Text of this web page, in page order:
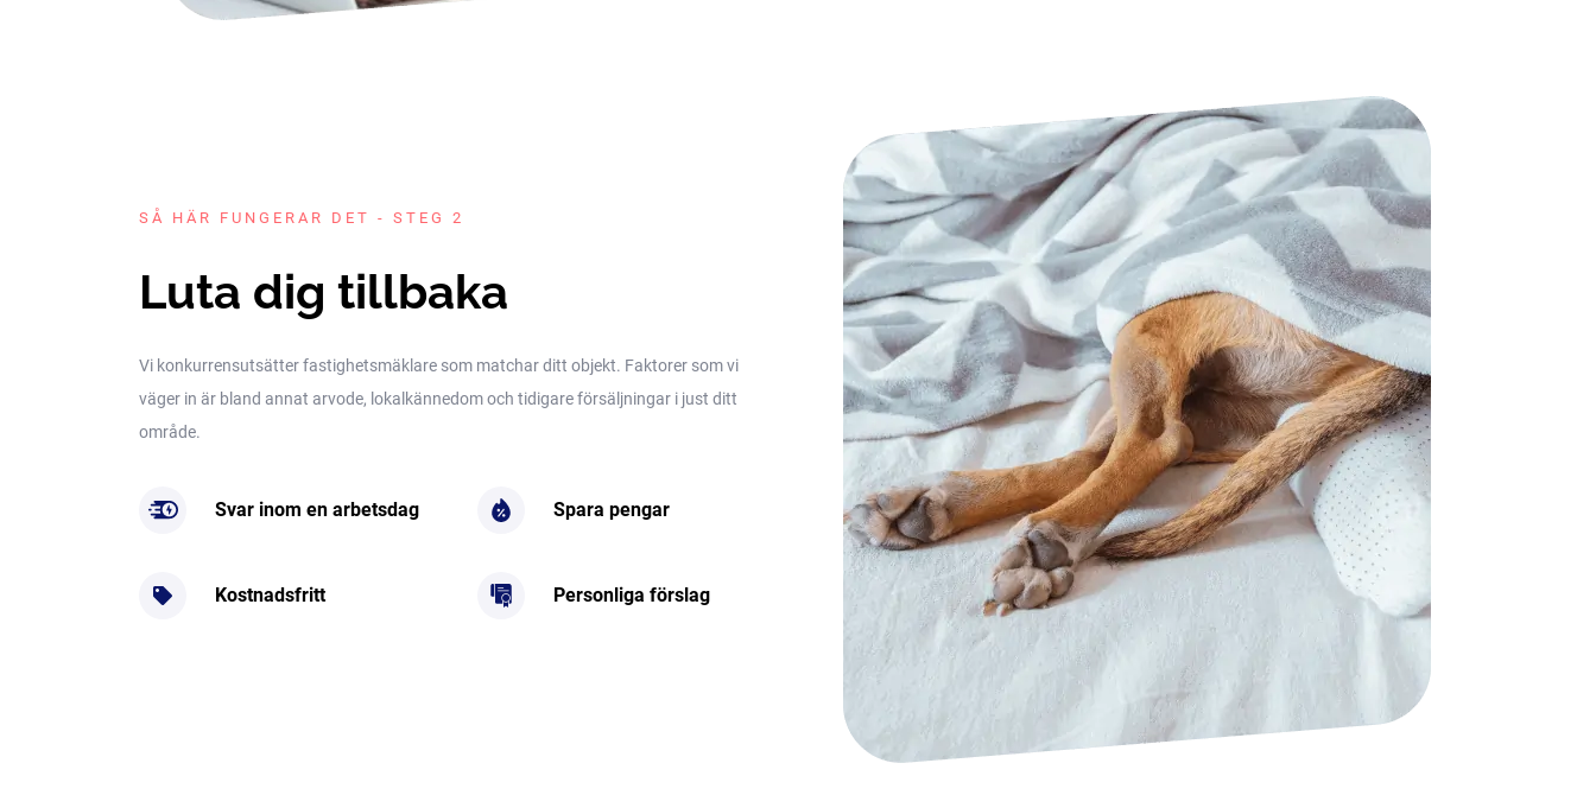
SÅ HÄR FUNGERAR DET - STEG 2
Luta dig tillbaka
Vi konkurrensutsätter fastighetsmäklare som matchar ditt objekt. Faktorer som vi
väger in är bland annat arvode, lokalkännedom och tidigare försäljningar i just ditt
område.
Svar inom en arbetsdag Spara pengar
Kostnadsfritt Personliga förslag